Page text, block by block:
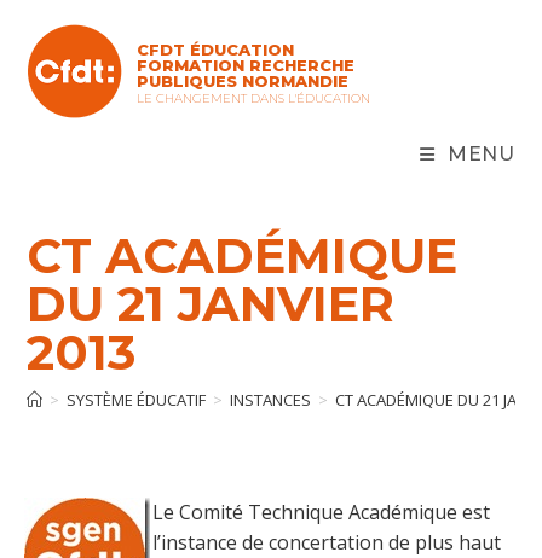
content
CFDT ÉDUCATION
FORMATION RECHERCHE
PUBLIQUES NORMANDIE
LE CHANGEMENT DANS L'ÉDUCATION
MENU
CT ACADÉMIQUE
DU 21 JANVIER
2013
> SYSTÈME ÉDUCATIF > INSTANCES > CT ACADÉMIQUE DU 21
Le Comité Technique Académique est
l’instance de concertation de plus haut